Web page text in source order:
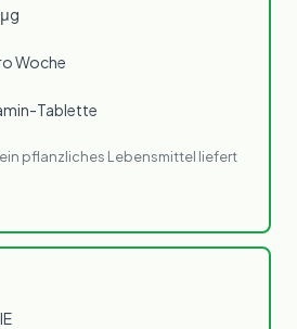
Woche
Tablette
pflanzliches Lebensmittel liefert